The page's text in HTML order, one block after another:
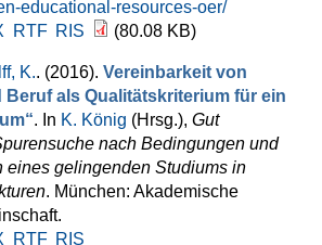
educational-resources-oer/
RTF RIS (80.08 KB)
K.. (2016). Vereinbarkeit von
Beruf als Qualitätskriterium für ein
. In K. König (Hrsg.), Gut
nach Bedingungen und
eines gelingenden Studiums in
. München: Akademische
RTF RIS